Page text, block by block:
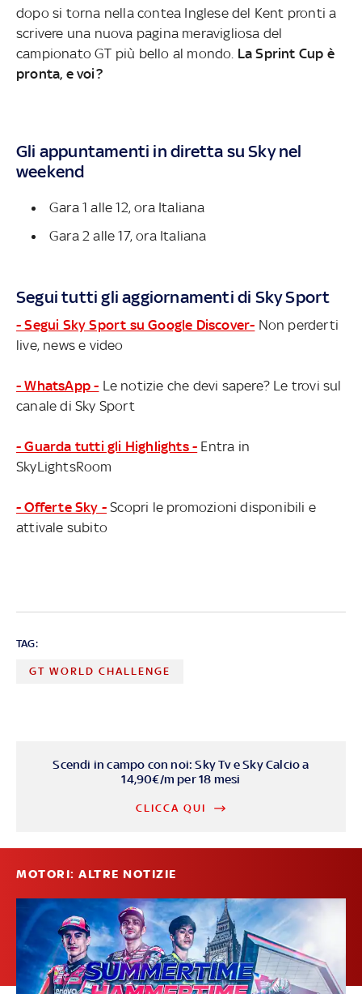
dopo si torna nella contea Inglese del Kent pronti a
scrivere una nuova pagina meravigliosa del
campionato GT più bello al mondo. La Sprint Cup è
pronta, e voi?
Gli appuntamenti in diretta su Sky nel
weekend
Gara 1 alle 12, ora Italiana
Gara 2 alle 17, ora Italiana
Segui tutti gli aggiornamenti di Sky Sport
- Segui Sky Sport su Google Discover- Non perderti
live, news e video
- WhatsApp - Le notizie che devi sapere? Le trovi sul
canale di Sky Sport
- Guarda tutti gli Highlights - Entra in
SkyLightsRoom
- Offerte Sky - Scopri le promozioni disponibili e
attivale subito
TAG:
GT WORLD CHALLENGE
Scendi in campo con noi: Sky Tv e Sky Calcio a
14,90€/m per 18 mesi
CLICCA QUI
MOTORI: ALTRE NOTIZIE